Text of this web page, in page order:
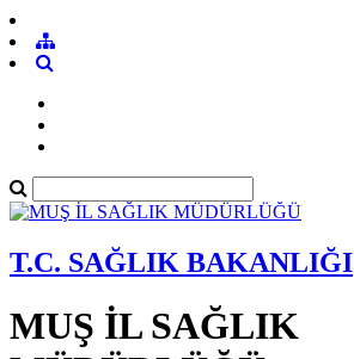
T.C. SAĞLIK BAKANLIĞI
MUŞ İL SAĞLIK